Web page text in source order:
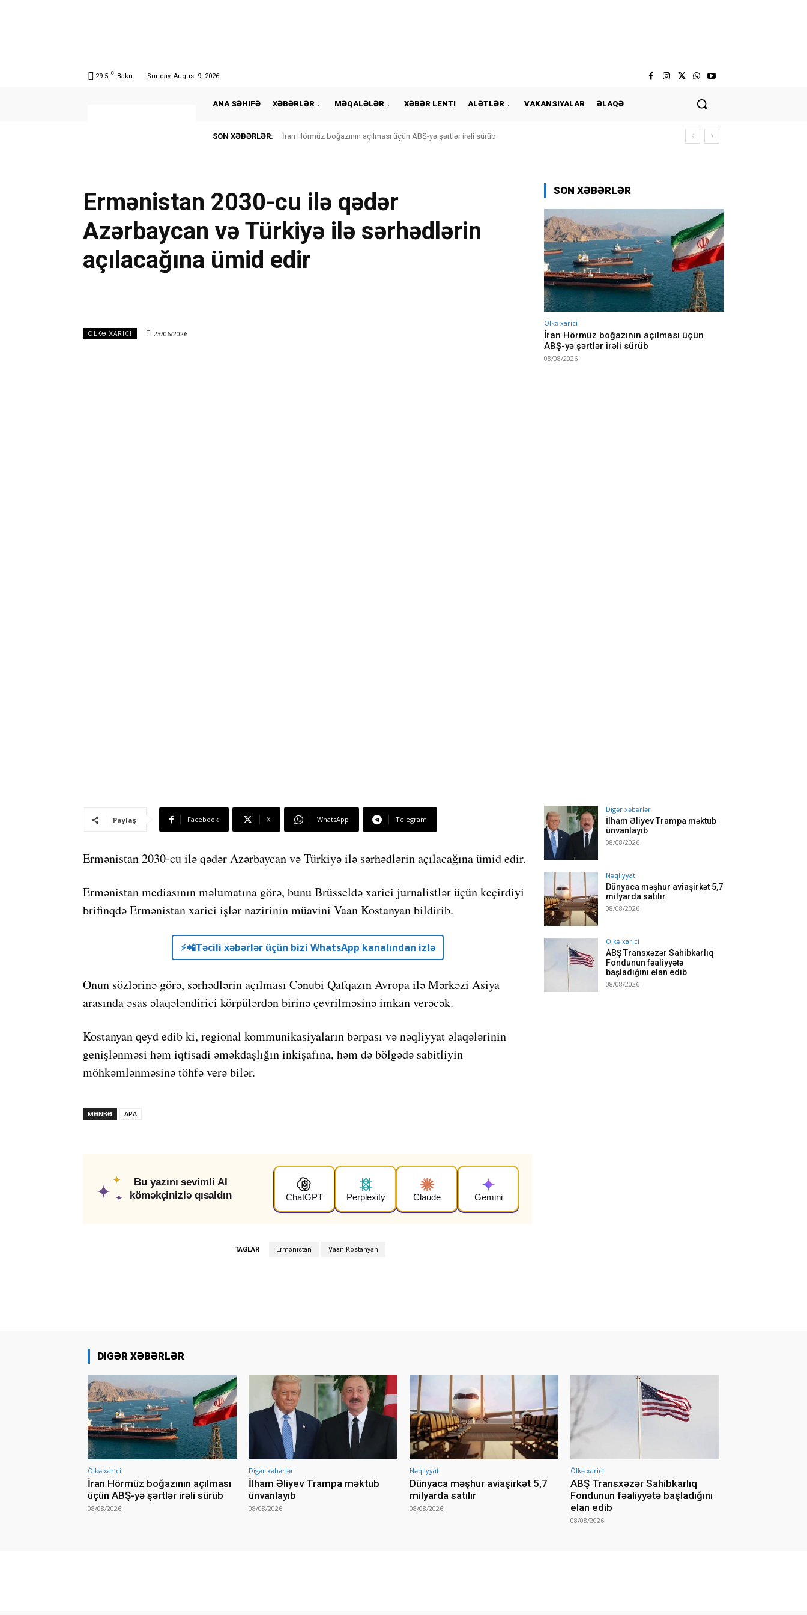
29.5 C Baku Sunday, August 9, 2026
ANA SƏHIFƏ XƏBƏRLƏR MƏQALƏLƏR XƏBƏR LENTI ALƏTLƏR VAKANSIYALAR ƏLAQƏ
SON XƏBƏRLƏR: İran Hörmüz boğazının açılması üçün ABŞ-yə şərtlər irəli sürüb
Ermənistan 2030-cu ilə qədər
Azərbaycan və Türkiyə ilə sərhədlərin
açılacağına ümid edir
ÖLKƏ XARICI 23/06/2026
Paylaş Facebook X WhatsApp Telegram
Ermənistan 2030-cu ilə qədər Azərbaycan və Türkiyə ilə sərhədlərin açılacağına ümid edir.
Ermənistan mediasının məlumatına görə, bunu Brüsseldə xarici jurnalistlər üçün keçirdiyi
brifinqdə Ermənistan xarici işlər nazirinin müavini Vaan Kostanyan bildirib.
⚡️📲Təcili xəbərlər üçün bizi WhatsApp kanalından izlə
Onun sözlərinə görə, sərhədlərin açılması Cənubi Qafqazın Avropa ilə Mərkəzi Asiya
arasında əsas əlaqələndirici körpülərdən birinə çevrilməsinə imkan verəcək.
Kostanyan qeyd edib ki, regional kommunikasiyaların bərpası və nəqliyyat əlaqələrinin
genişlənməsi həm iqtisadi əməkdaşlığın inkişafına, həm də bölgədə sabitliyin
möhkəmlənməsinə töhfə verə bilər.
MƏNBƏ APA
✦
✦
✦
Bu yazını sevimli AI
köməkçinizlə qısaldın
ChatGPT Perplexity Claude Gemini
TAGLAR Ermənistan Vaan Kostanyan
SON XƏBƏRLƏR
Ölkə xarici
İran Hörmüz boğazının açılması üçün
ABŞ-yə şərtlər irəli sürüb
08/08/2026
Digər xəbərlər
İlham Əliyev Trampa məktub
ünvanlayıb
08/08/2026
Nəqliyyat
Dünyaca məşhur aviaşirkət 5,7
milyarda satılır
08/08/2026
Ölkə xarici
ABŞ Transxəzər Sahibkarlıq
Fondunun fəaliyyətə
başladığını elan edib
08/08/2026
DIGƏR XƏBƏRLƏR
Ölkə xarici
İran Hörmüz boğazının açılması
üçün ABŞ-yə şərtlər irəli sürüb
08/08/2026
Digər xəbərlər
İlham Əliyev Trampa məktub
ünvanlayıb
08/08/2026
Nəqliyyat
Dünyaca məşhur aviaşirkət 5,7
milyarda satılır
08/08/2026
Ölkə xarici
ABŞ Transxəzər Sahibkarlıq
Fondunun fəaliyyətə başladığını
elan edib
08/08/2026